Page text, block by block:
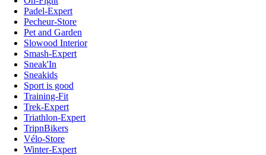
Padel-Expert
Pecheur-Store
Pet and Garden
Slowood Interior
Smash-Expert
Sneak'In
Sneakids
Sport is good
Training-Fit
Trek-Expert
Triathlon-Expert
TripnBikers
Vélo-Store
Winter-Expert